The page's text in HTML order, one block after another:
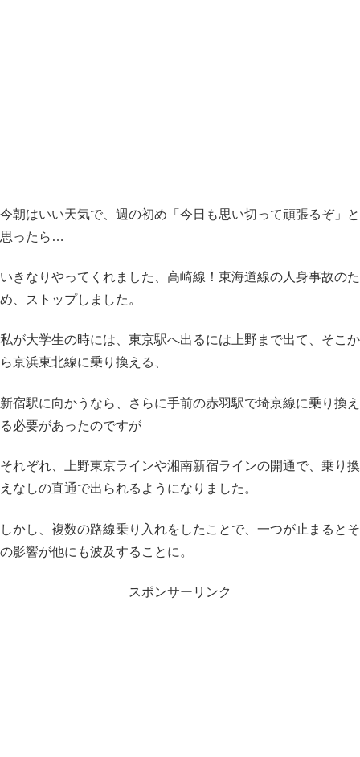
今朝はいい天気で、週の初め「今日も思い切って頑張るぞ」と
思ったら…
いきなりやってくれました、高崎線！東海道線の人身事故のた
め、ストップしました。
私が大学生の時には、東京駅へ出るには上野まで出て、そこか
ら京浜東北線に乗り換える、
新宿駅に向かうなら、さらに手前の赤羽駅で埼京線に乗り換え
る必要があったのですが
それぞれ、上野東京ラインや湘南新宿ラインの開通で、乗り換
えなしの直通で出られるようになりました。
しかし、複数の路線乗り入れをしたことで、一つが止まるとそ
の影響が他にも波及することに。
スポンサーリンク